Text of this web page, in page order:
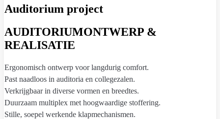
Auditorium project
AUDITORIUMONTWERP &
REALISATIE
Ergonomisch ontwerp voor langdurig comfort.
Past naadloos in auditoria en collegezalen.
Verkrijgbaar in diverse vormen en breedtes.
Duurzaam multiplex met hoogwaardige stoffering.
Stille, soepel werkende klapmechanismen.